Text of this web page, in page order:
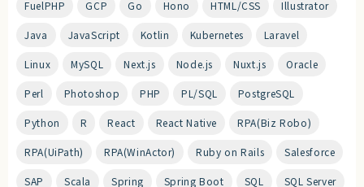
FuelPHP GCP Go Hono HTML/CSS Illustrator
Java JavaScript Kotlin Kubernetes Laravel
Linux MySQL Next.js Node.js Nuxt.js Oracle
Perl Photoshop PHP PL/SQL PostgreSQL
Python R React React Native RPA(Biz Robo)
RPA(UiPath) RPA(WinActor) Ruby on Rails Salesforce
SAP Scala Spring Spring Boot SQL SQL Server